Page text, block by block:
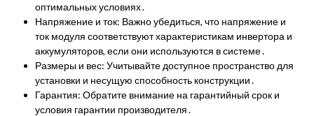
оптимальных условиях․
Напряжение и ток: Важно убедиться, что напряжение и
ток модуля соответствуют характеристикам инвертора и
аккумуляторов, если они используются в системе․
Размеры и вес: Учитывайте доступное пространство для
установки и несущую способность конструкции․
Гарантия: Обратите внимание на гарантийный срок и
условия гарантии производителя․